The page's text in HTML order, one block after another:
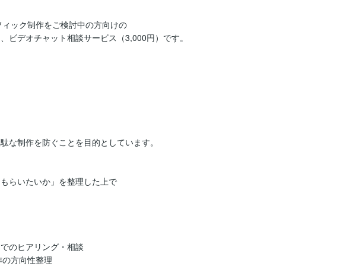
ック制作をご検討中の方向けの
ビデオチャット相談サービス（3,000円）です。
な制作を防ぐことを目的としています。
らいたいか」を整理した上で
のヒアリング・相談
の方向性整理